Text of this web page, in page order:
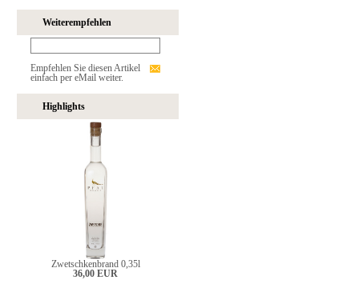
Weiterempfehlen
Empfehlen Sie diesen Artikel
einfach per eMail weiter.
Highlights
Zwetschkenbrand 0,35l
36,00 EUR